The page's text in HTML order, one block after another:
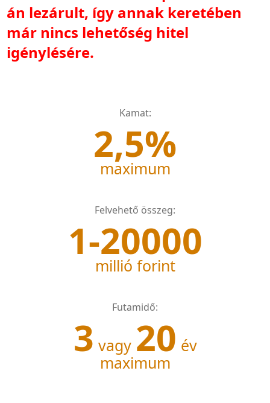
án lezárult, így annak keretében
már nincs lehetőség hitel
igénylésére.
Kamat:
2,5%
maximum
Felvehető összeg:
1-20000
millió forint
Futamidő:
3 vagy 20 év
maximum